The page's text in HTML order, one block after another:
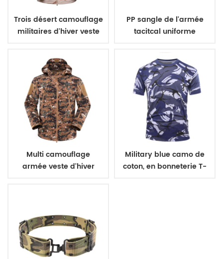
Trois désert camouflage
militaires d'hiver veste
PP sangle de l'armée
tacitcal uniforme
Multi camouflage
armée veste d'hiver
Military blue camo de
coton, en bonneterie T-